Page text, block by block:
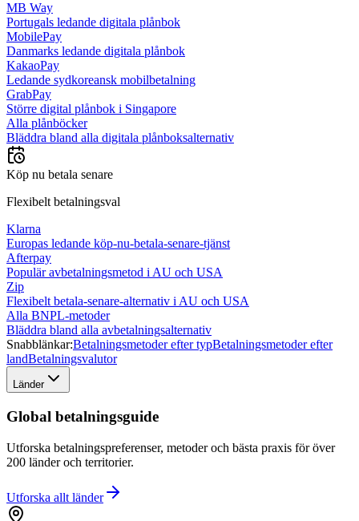
MB Way
Portugals ledande digitala plånbok
MobilePay
Danmarks ledande digitala plånbok
KakaoPay
Ledande sydkoreansk mobilbetalning
GrabPay
Större digital plånbok i Singapore
Alla plånböcker
Bläddra bland alla digitala plånboksalternativ
Köp nu betala senare
Flexibelt betalningsval
Klarna
Europas ledande köp-nu-betala-senare-tjänst
Afterpay
Populär avbetalningsmetod i AU och USA
Zip
Flexibelt betala-senare-alternativ i AU och USA
Alla BNPL-metoder
Bläddra bland alla avbetalningsalternativ
Snabblänkar:Betalningsmetoder efter typBetalningsmetoder efter
landBetalningsvalutor
Länder
Global betalningsguide
Utforska betalningspreferenser, metoder och bästa praxis för över
200 länder och territorier.
Utforska allt länder